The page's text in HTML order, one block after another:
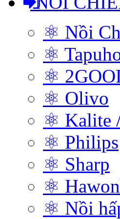
⚛ Nồi
⚛
⚛
⚛ Olivo
⚛ Kalite
⚛ Philips
⚛ Sharp
⚛
⚛ Nồi